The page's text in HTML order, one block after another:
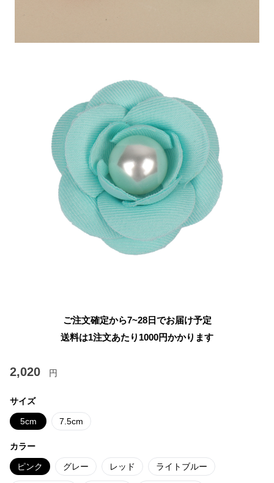
ご注文確定から7~28日でお届け予定
送料は1注文あたり 1000円かかります
2,020 円
サイズ
5cm 7.5cm
カラー
ピンク グレー レッド ライトブルー